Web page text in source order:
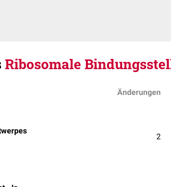
Ribosomale
Änderungen
2